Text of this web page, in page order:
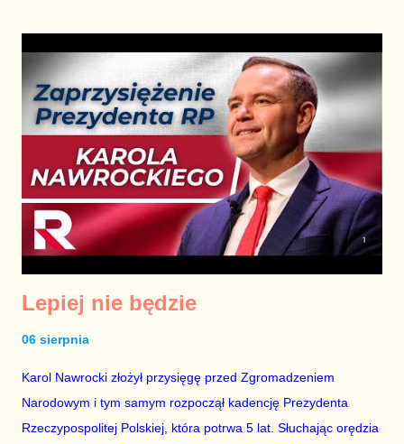
Lepiej nie będzie
06 sierpnia
Karol Nawrocki złożył przysięgę przed Zgromadzeniem
Narodowym i tym samym rozpoczął kadencję Prezydenta
Rzeczypospolitej Polskiej, która potrwa 5 lat. Słuchając orędzia